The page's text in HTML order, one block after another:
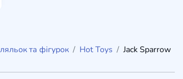
та фігурок Hot Toys Jack Sparrow